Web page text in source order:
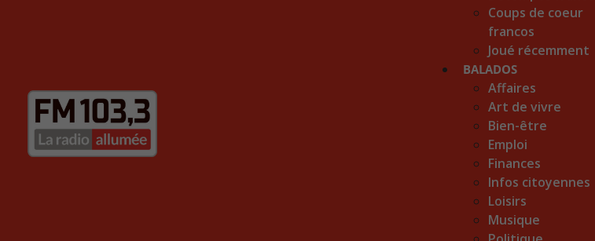
Coups de coeur
francos
Joué récemment
BALADOS
Affaires
Art de vivre
Bien-être
Emploi
Finances
Infos citoyennes
Loisirs
Musique